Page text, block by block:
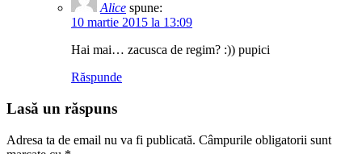
Alice spune:
10 martie 2015 la 13:09
Hai mai… zacusca de regim? :)) pupici
Răspunde
Lasă un răspuns
Adresa ta de email nu va fi publicată. Câmpurile obligatorii sunt